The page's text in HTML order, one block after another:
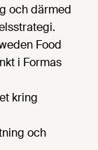
och därmed
Food
i Formas
kring
och